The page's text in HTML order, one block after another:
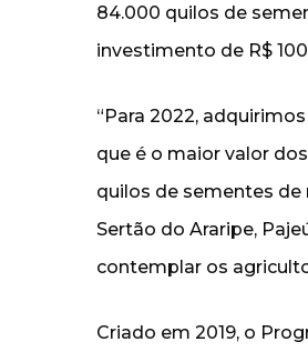
84.000 quilos de
investimento de R$
“Para 2022,
que é o maior valor
quilos de sementes de
Sertão do Araripe,
contemplar os
Criado em 2019, o